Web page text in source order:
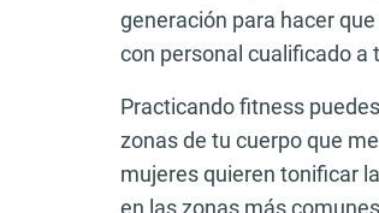
generación para hacer
con personal cualificado a
Practicando fitness
zonas de tu cuerpo que
mujeres quieren tonificar
en las zonas más